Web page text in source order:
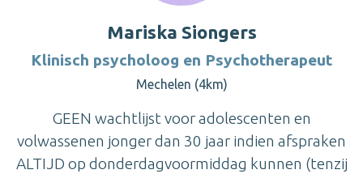
Mariska Siongers
Klinisch psycholoog en Psychotherapeut
Mechelen (4km)
GEEN wachtlijst voor adolescenten en
volwassenen jonger dan 30 jaar indien afspraken
ALTIJD op donderdagvoormiddag kunnen (tenzij